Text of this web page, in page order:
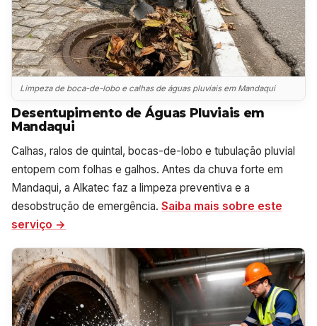
Limpeza de boca-de-lobo e calhas de águas pluviais em Mandaqui
Desentupimento de Águas Pluviais em
Mandaqui
Calhas, ralos de quintal, bocas-de-lobo e tubulação pluvial
entopem com folhas e galhos. Antes da chuva forte em
Mandaqui, a Alkatec faz a limpeza preventiva e a
desobstrução de emergência. Saiba mais sobre este
serviço →